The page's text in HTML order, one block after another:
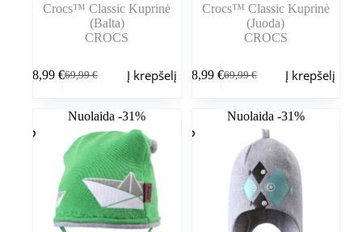
Crocs™ Classic Kuprinė
(Balta)
CROCS
69,99€
Pradinė
buvo:
69,99 €.
58,99€Dabartinė
yra:
58,99 €.
Į krepšelį
Crocs™ Classic Kuprinė
(Juoda)
CROCS
69,99€
Pradinė
buvo:
69,99 €.
58,99 €Dabartinė
yra:
58,99 €.
Į krepšelį
Nuolaida -31% Nuolaida -31%